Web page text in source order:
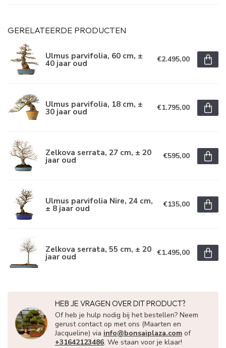
GERELATEERDE PRODUCTEN
Ulmus parvifolia, 60 cm, ±
40 jaar oud €2.495,00
Ulmus parvifolia, 18 cm, ±
30 jaar oud €1.795,00
Zelkova serrata, 27 cm, ± 20
jaar oud €595,00
Ulmus parvifolia Nire, 24 cm,
± 8 jaar oud €135,00
Zelkova serrata, 55 cm, ± 20
jaar oud €1.495,00
HEB JE VRAGEN OVER DIT PRODUCT?
Of heb je hulp nodig bij het bestellen? Neem
gerust contact op met ons (Maarten en
Jacqueline) via info@bonsaiplaza.com of
+31642123486. We staan voor je klaar!